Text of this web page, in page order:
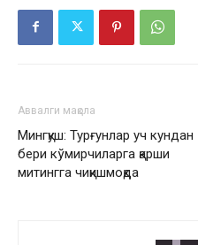
Аввалги мақола
Мингқуш: Турғунлар уч кундан
бери кўмирчиларга қарши
митингга чиқишмоқда